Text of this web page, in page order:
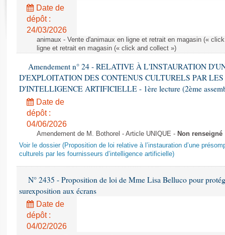
Rapports législatifs
Rapports sur l'application des lois
Baromètre de l’application des lois
Dossiers législatifs
Budget et sécurité sociale
Questions écrites et orales
Comptes rendus des débats
Date de
dépôt :
24/03/2026
animaux - Vente d'animaux en ligne et retrait en magasin («
ligne et retrait en magasin (« click and collect »)
Amendement n° 24 - RELATIVE À L'INSTAURATION
D'EXPLOITATION DES CONTENUS CULTURELS PAR LES
D'INTELLIGENCE ARTIFICIELLE - 1ère lecture (2ème
Date de
dépôt :
04/06/2026
Amendement de M. Bothorel - Article UNIQUE - Non renseigné
Voir le dossier (Proposition de loi relative à l’instauration d’une
culturels par les fournisseurs d’intelligence artificielle)
N° 2435 - Proposition de loi de Mme Lisa Belluco pour
surexposition aux écrans
Date de
dépôt :
04/02/2026